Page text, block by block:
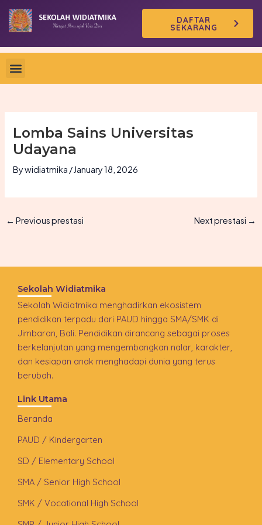
Skip
content
DAFTAR
SEKARANG
Lomba Sains Universitas
Udayana
Bywidiatmika /January 18, 2026
← Previous prestasi Next prestasi →
Sekolah Widiatmika
Sekolah Widiatmika menghadirkan ekosistem
pendidikan terpadu dari PAUD hingga SMA/SMK di
Jimbaran, Bali. Pendidikan dirancang sebagai proses
berkelanjutan yang mengembangkan nalar, karakter,
dan kesiapan anak menghadapi dunia yang terus
berubah.
Link Utama
Beranda
PAUD / Kindergarten
SD / Elementary School
SMA / Senior High School
SMK / Vocational High School